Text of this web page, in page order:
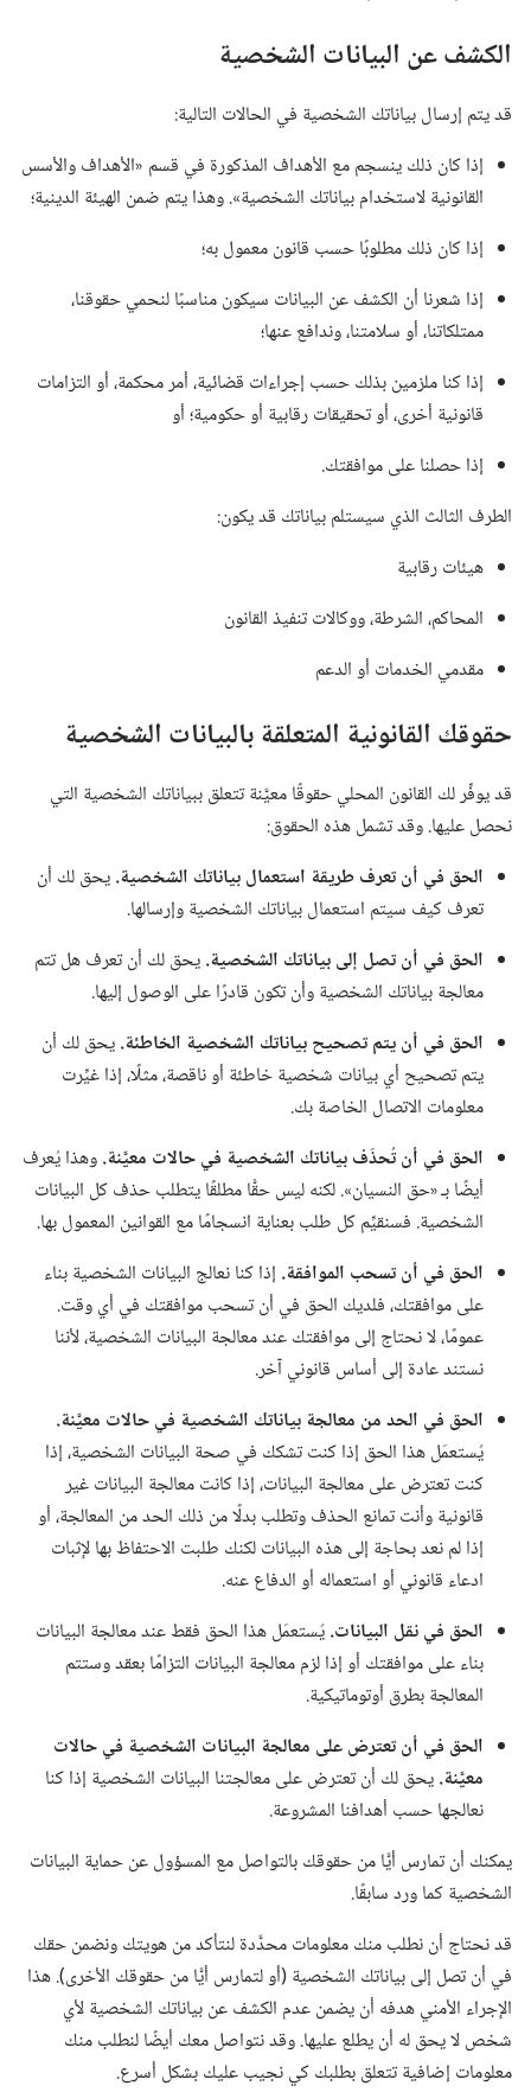
الكشف عن البيانات الشخصية
قد يتم إرسال بياناتك الشخصية في الحالات التالية:‏
إذا كان ذلك ينسجم مع الأهداف المذكورة في قسم «الأهداف والأسس
القانونية لاستخدام بياناتك الشخصية».‏ وهذا يتم ضمن الهيئة الدينية؛‏
إذا كان ذلك مطلوبًا حسب قانون معمول به؛‏
إذا شعرنا أن الكشف عن البيانات سيكون مناسبًا لنحمي حقوقنا،‏
ممتلكاتنا،‏ أو سلامتنا،‏ وندافع عنها؛‏
إذا كنا ملزمين بذلك حسب إجراءات قضائية،‏ أمر محكمة،‏ أو التزامات
قانونية أخرى،‏ أو تحقيقات رقابية أو حكومية؛‏ أو
إذا حصلنا على موافقتك.‏
الطرف الثالث الذي سيستلم بياناتك قد يكون:‏
هيئات رقابية
المحاكم،‏ الشرطة،‏ ووكالات تنفيذ القانون
مقدمي الخدمات أو الدعم
حقوقك القانونية المتعلقة بالبيانات الشخصية
قد يوفِّر لك القانون المحلي حقوقًا معيَّنة تتعلق ببياناتك الشخصية التي
نحصل عليها.‏ وقد تشمل هذه الحقوق:‏
الحق في أن تعرف طريقة استعمال بياناتك الشخصية.‏يحق لك أن
تعرف كيف سيتم استعمال بياناتك الشخصية وإرسالها.‏
الحق في أن تصل إلى بياناتك الشخصية.‏يحق لك أن تعرف هل تتم
معالجة بياناتك الشخصية وأن تكون قادرًا على الوصول إليها.‏
الحق في أن يتم تصحيح بياناتك الشخصية الخاطئة.‏يحق لك أن
يتم تصحيح أي بيانات شخصية خاطئة أو ناقصة،‏ مثلًا،‏ إذا غيِّرت
معلومات الاتصال الخاصة بك.‏
الحق في أن تُحذَف بياناتك الشخصية في حالات معيَّنة.‏وهذا يُعرف
أيضًا بـ‍ «حق النسيان».‏ لكنه ليس حقًّا مطلقًا يتطلب حذف كل البيانات
الشخصية.‏ فسنقيِّم كل طلب بعناية انسجامًا مع القوانين المعمول بها.‏
الحق في أن تسحب الموافقة.‏ إذا كنا نعالج البيانات الشخصية بناء
على موافقتك،‏ فلديك الحق في أن تسحب موافقتك في أي وقت.‏
عمومًا،‏ لا نحتاج إلى موافقتك عند معالجة البيانات الشخصية،‏ لأننا
نستند عادة إلى أساس قانوني آخر.‏
الحق في الحد من معالجة بياناتك الشخصية في حالات معيَّنة.‏
يُستعمَل هذا الحق إذا كنت تشكك في صحة البيانات الشخصية،‏ إذا
كنت تعترض على معالجة البيانات،‏ إذا كانت معالجة البيانات غير
قانونية وأنت تمانع الحذف وتطلب بدلًا من ذلك الحد من المعالجة،‏ أو
إذا لم نعد بحاجة إلى هذه البيانات لكنك طلبت الاحتفاظ بها لإثبات
ادعاء قانوني أو استعماله أو الدفاع عنه.‏
الحق في نقل البيانات.‏يُستعمَل هذا الحق فقط عند معالجة البيانات
بناء على موافقتك أو إذا لزم معالجة البيانات التزامًا بعقد وستتم
المعالجة بطرق أوتوماتيكية.‏
الحق في أن تعترض على معالجة البيانات الشخصية في حالات
معيَّنة.‏يحق لك أن تعترض على معالجتنا البيانات الشخصية إذا كنا
نعالجها حسب أهدافنا المشروعة.‏
يمكنك أن تمارس أيًّا من حقوقك بالتواصل مع المسؤول عن حماية البيانات
الشخصية كما ورد سابقًا.‏
قد نحتاج أن نطلب منك معلومات محدَّدة لنتأكد من هويتك ونضمن حقك
في أن تصل إلى بياناتك الشخصية (‏أو لتمارس أيًّا من حقوقك الأخرى)‏.‏ هذا
الإجراء الأمني هدفه أن يضمن عدم الكشف عن بياناتك الشخصية لأي
شخص لا يحق له أن يطلع عليها.‏ وقد نتواصل معك أيضًا لنطلب منك
معلومات إضافية تتعلق بطلبك كي نجيب عليك بشكل أسرع.‏